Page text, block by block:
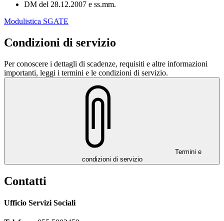
DM del 28.12.2007 e ss.mm.
Modulistica SGATE
Condizioni di servizio
Per conoscere i dettagli di scadenze, requisiti e altre informazioni
importanti, leggi i termini e le condizioni di servizio.
Termini e
condizioni di servizio
Contatti
Ufficio Servizi Sociali